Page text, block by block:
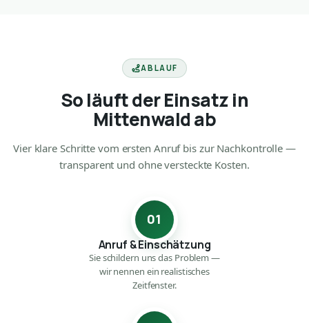
ABLAUF
So läuft der Einsatz in
Mittenwald ab
Vier klare Schritte vom ersten Anruf bis zur Nachkontrolle —
transparent und ohne versteckte Kosten.
01
Anruf & Einschätzung
Sie schildern uns das Problem —
wir nennen ein realistisches
Zeitfenster.